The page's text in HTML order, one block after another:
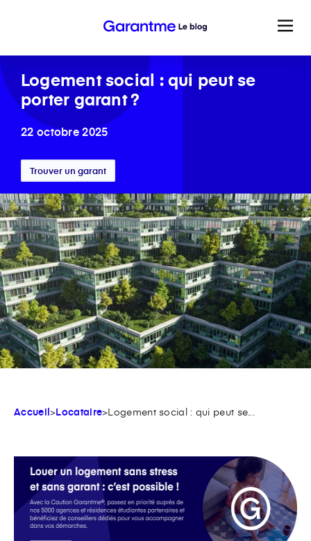
Logement social : qui peut se
porter garant ?
22 octobre 2025
Trouver un garant
Accueil>Locataire>Logement social : qui peut se...